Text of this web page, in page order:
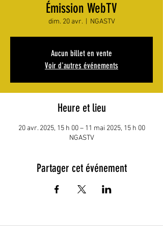
Émission WebTV
dim. 20 avr.
  |
NGASTV
Aucun billet en vente
Voir d'autres événements
Heure et lieu
20 avr. 2025, 15 h 00 – 11 mai 2025, 15 h 00
NGASTV
Partager cet événement